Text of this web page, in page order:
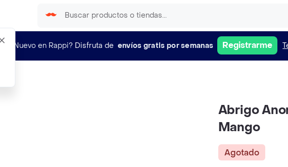
¿Nuevo en Rappi? Disfruta de envíos gratis por semanas Registrarme
Abrigo
Mango
Agotado